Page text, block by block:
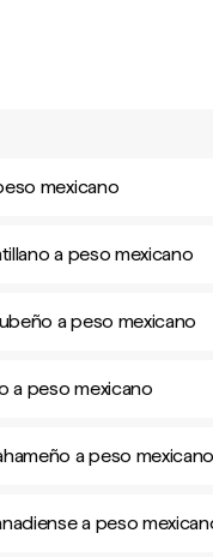
mexicano
a peso mexicano
a peso mexicano
a peso mexicano
a peso
a peso